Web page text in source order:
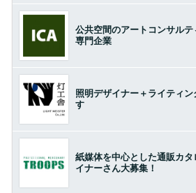
公共空間のアートコンサル
専門企業
照明デザイナー＋ライティ
す
紙媒体を中心とした通販カ
イナーさん大募集！